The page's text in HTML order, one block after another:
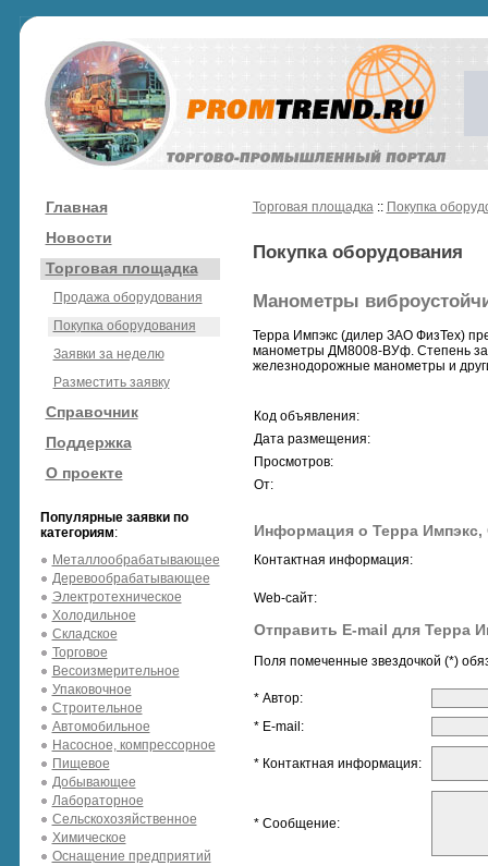
Главная
Новости
Торговая площадка
Продажа оборудования
Покупка оборудования
Заявки за неделю
Разместить заявку
Справочник
Поддержка
О проекте
Популярные заявки по
категориям:
Металлообрабатывающее
Деревообрабатывающее
Электротехническое
Холодильное
Складское
Торговое
Весоизмерительное
Упаковочное
Строительное
Автомобильное
Насосное, компрессорное
Пищевое
Добывающее
Лабораторное
Сельскохозяйственное
Химическое
Оснащение предприятий
Торговая площадка:: Покупка
Покупка оборудования
Манометры
Терра Импэкс (дилер ЗАО ФизТех)
манометры ДМ8008-ВУф. Степень
железнодорожные манометры и
Код объявления:
Дата размещения:
Просмотров:
От:
Информация о Терра
Контактная информация:
Web-сайт:
Отправить E-mail для Терра
Поля помеченные звездочкой (*)
* Автор:
* E-mail:
* Контактная информация:
* Сообщение: